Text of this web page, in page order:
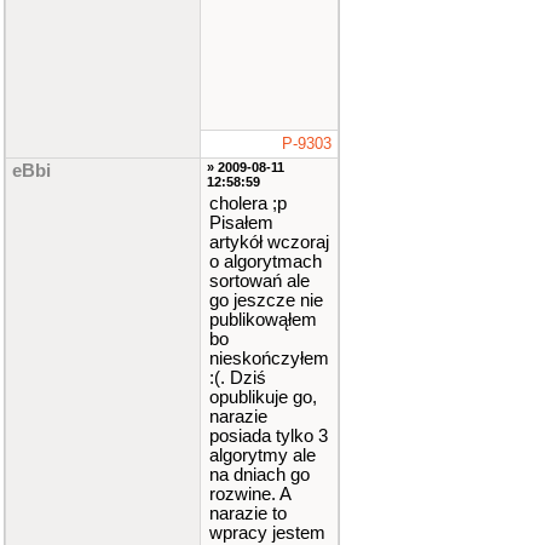
)
{
k=i
for(j
i+ 1;j
<n;j++
)
if(um_z
aw
j]
>um_zaw
[k
)
k=
j;
zamien (
um_zaw[
k],um_
zaw[i]
P-9303
eBbi
» 2009-08-11
12:58:59
cholera ;p
Pisałem
artykół wczoraj
o algorytmach
sortowań ale
go jeszcze nie
publikowąłem
bo
nieskończyłem
:(. Dziś
opublikuje go,
narazie
posiada tylko 3
algorytmy ale
na dniach go
rozwine. A
narazie to
wpracy jestem